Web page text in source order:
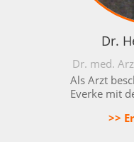
Dr.
Dr. med.
Als Arzt
Everke mit
>>